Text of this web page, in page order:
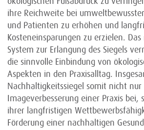
ihre Reichweite bei
und Patienten zu erhöhen und
Kosteneinsparungen zu erzielen.
System zur Erlangung des Siegels
die sinnvolle Einbindung von
Aspekten in den Praxisalltag.
Nachhaltigkeitssiegel somit nicht nur
Imageverbesserung einer Praxis bei,
ihrer langfristigen
Förderung einer nachhaltigen